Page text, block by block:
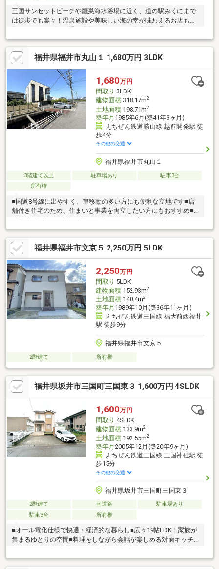
三国サンセットビーチや鷹巣海水浴場に近く、道の駅みくにまで
は徒歩でも楽々！温泉施設や美味しい海の幸が味わえるお店も多
に家庭菜園にもぴったりの物件です！
福井県福井市丸山１ 1,680万円 3LDK
1,680万円
間取り 3LDK
建物面積318.17m2
土地面積198.71m2
築年月 1985年6月(築41年3ヶ月)
えちぜん鉄道勝山線 越前開発駅 徒
歩4分
その他の交通
福井県福井市丸山１
3階建て以上 駐車場あり
駐車3台
所有権
■国道8号線に出やすく、車移動の多い方にも便利な立地です■店
舗付き住宅のため、住まいと事業を両立したい方にもおすすめ■
す■駐車3台可能で、ご家族用にも来客用にも便利です■啓蒙小学
校や買物施設も比較的近く、暮らしやすさも感じられます
福井県福井市文京５ 2,250万円 5LDK
2,250万円
間取り 5LDK
建物面積152.93m2
土地面積140.4m2
築年月 1989年10月(築36年11ヶ月)
えちぜん鉄道三国線 福大前西福井
駅 徒歩9分
福井県福井市文京５
2階建て 所有権
福井県坂井市三国町三国東３ 1,600万円 4SLDK
1,600万円
間取り 4SLDK
建物面積133.9m2
土地面積192.55m2
築年月 2005年12月(築20年9ヶ月)
えちぜん鉄道三国線 三国神社駅 徒
歩15分
その他の交通
福井県坂井市三国町三国東３
2階建て 南道路
駐車場あり
駐車3台
所有権
■オール電化仕様で快適・経済的な暮らし■広々19帖LDK！家族が
集まるゆとりの空間■料理をしながら会話が楽しめる対面キッチ
も安心の駐車スペース■4LDKのゆとりある間取りでファミリーに
おすすめ■地中熱を利用した24時間換気システム採用■収納充実で